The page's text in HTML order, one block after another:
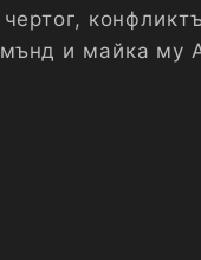
и майка му